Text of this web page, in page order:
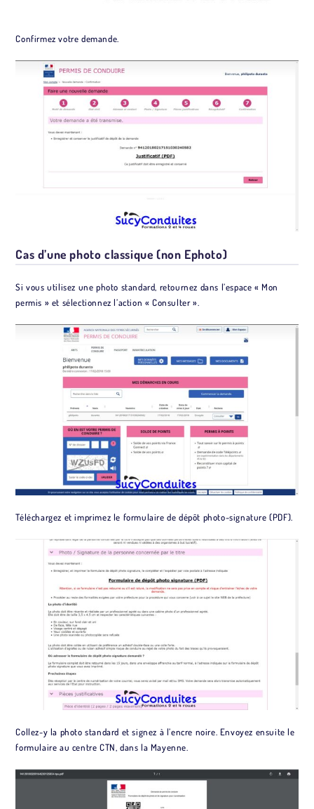
Confirmez votre demande.
Cas d’une photo classique (non Ephoto)
Si vous utilisez une photo standard, retournez dans l’espace « Mon
permis » et sélectionnez l’action « Consulter ».
Téléchargez et imprimez le formulaire de dépôt photo-signature (PDF).
Collez-y la photo standard et signez à l’encre noire. Envoyez ensuite le
formulaire au centre CTN, dans la Mayenne.